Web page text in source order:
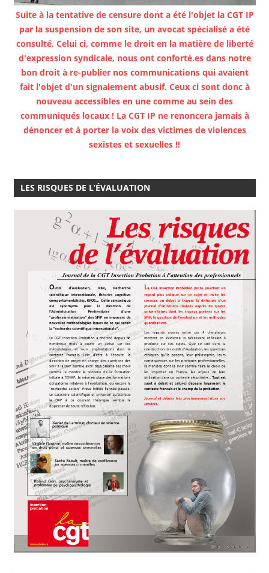
Suite à la tentative de censure dont a été l'objet la CGT IP
par la suspension de son site, un avocat spécialisé a été
consulté. Celui ci, comme le droit en la matière de liberté
d'expression syndicale, nous ont conforté.es dans notre
bon droit à re-publier nos communications qui avaient
fait l'objet d'un signalement abusif. Ceux ci sont donc à
nouveau accessibles en une comme au sein des
communiqués locaux ! La CGT IP ne renoncera jamais à
dénoncer et à porter la voix des victimes de violences
sexistes et sexuelles !!
LES RISQUES DE L’ÉVALUATION